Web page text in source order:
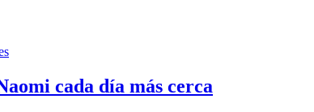
cada día más cerca